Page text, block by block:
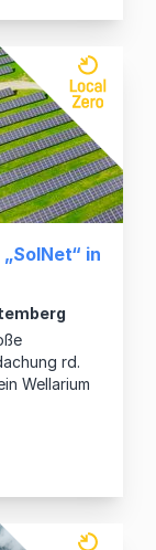
in
rd.
Wellarium